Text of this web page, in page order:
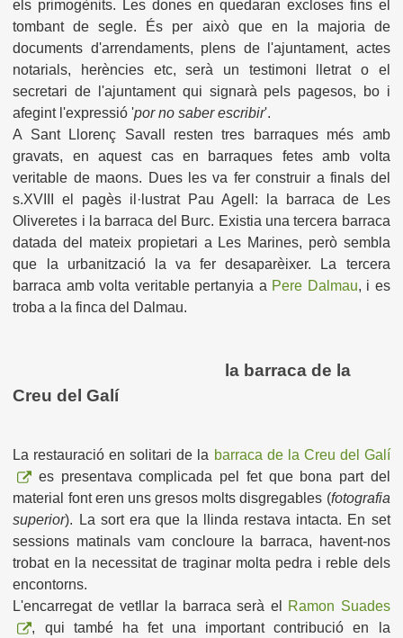
els primogènits. Les dones en quedaran excloses fins el
tombant de segle. És per això que en la majoria de
documents d'arrendaments, plens de l'ajuntament, actes
notarials, herències etc, serà un testimoni lletrat o el
secretari de l'ajuntament qui signarà pels pagesos, bo i
afegint l'expressió 'por no saber escribir'.
A Sant Llorenç Savall resten tres barraques més amb
gravats, en aquest cas en barraques fetes amb volta
veritable de maons. Dues les va fer construir a finals del
s.XVIII el pagès il·lustrat Pau Agell: la barraca de Les
Oliveretes i la barraca del Burc. Existia una tercera barraca
datada del mateix propietari a Les Marines, però sembla
que la urbanització la va fer desaparèixer. La tercera
barraca amb volta veritable pertanyia a Pere Dalmau, i es
troba a la finca del Dalmau.
la barraca de la
Creu del Galí
La restauració en solitari de la barraca de la Creu del Galí
es presentava complicada pel fet que bona part del
material font eren uns gresos molts disgregables (fotografia
superior). La sort era que la llinda restava intacta. En set
sessions matinals vam concloure la barraca, havent-nos
trobat en la necessitat de traginar molta pedra i reble dels
encontorns.
L'encarregat de vetllar la barraca serà el
Ramon Suades
, qui també ha fet una important contribució en la